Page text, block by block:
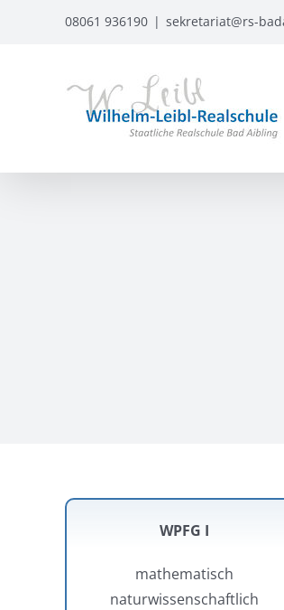
08061 936190 | sekretariat@rs-
WPFG I
mathematisch
naturwissenschaftlich